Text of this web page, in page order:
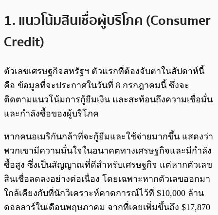
1. แนวโน้มสินเชื่อผู้บริโภค (Consumer
Credit)
ตัวเลขเศรษฐกิจสหรัฐฯ ตัวแรกที่ต้องจับตาในสัปดาห์นี้
คือ ข้อมูลที่จะประกาศในวันที่ 8 กรกฎาคมนี้ ซึ่งจะ
ติดตามแนวโน้มการกู้ยืมเงิน และสะท้อนถึงความเชื่อมั่น
และกำลังซื้อของผู้บริโภค
หากคนอเมริกันกล้าที่จะกู้ยืมและใช้จ่ายมากขึ้น แสดงว่า
พวกเขามีความมั่นใจในอนาคตทางเศรษฐกิจและมีกำลัง
ซื้อสูง ซึ่งเป็นสัญญาณที่ดีสำหรับเศรษฐกิจ แต่หากตัวเลข
สินเชื่อลดลงอย่างต่อเนื่อง โดยเฉพาะหากตัวเลขออกมา
ใกล้เคียงกับที่นักวิเคราะห์คาดการณ์ไว้ที่ $10,000 ล้าน
ดอลลาร์ในเดือนพฤษภาคม จากที่เคยเพิ่มขึ้นถึง $17,870